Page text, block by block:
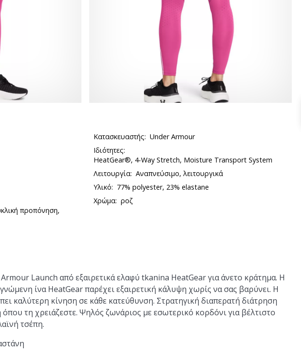
Κατασκευαστής: Under Armour
Ιδιότητες:
HeatGear®, 4-Way Stretch, Moisture Transport System
Λειτουργία: Αναπνεύσιμο, λειτουργικά
Υλικό: 77% polyester, 23% elastane
προπόνηση,
Χρώμα: ροζ
Launch από εξαιρετικά ελαφύ tkanina HeatGear για άνετο κράτημα. Η
ίνα HeatGear παρέχει εξαιρετική κάλυψη χωρίς να σας βαρύνει. Η
καλύτερη κίνηση σε κάθε κατεύθυνση. Στρατηγική διαπερατή διάτρηση
τη χρειάζεστε. Ψηλός ζωνάριος με εσωτερικό κορδόνι για βέλτιστο
τσέπη.